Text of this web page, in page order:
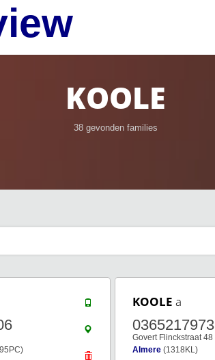
KOOLE
38 gevonden families
KOOLE a
0365217973
Govert Flinckstraat 48
Almere (1318KL)